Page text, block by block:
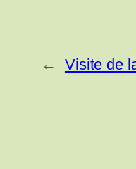
← Visite de